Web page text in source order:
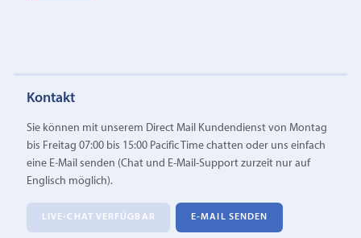
Kontakt
Sie können mit unserem Direct Mail Kundendienst von Montag
bis Freitag 07:00 bis 15:00 Pacific Time chatten oder uns einfach
eine E‑Mail senden (Chat und E-Mail-Support zurzeit nur auf
Englisch möglich).
LIVE-CHAT VERFÜGBAR E‑MAIL SENDEN